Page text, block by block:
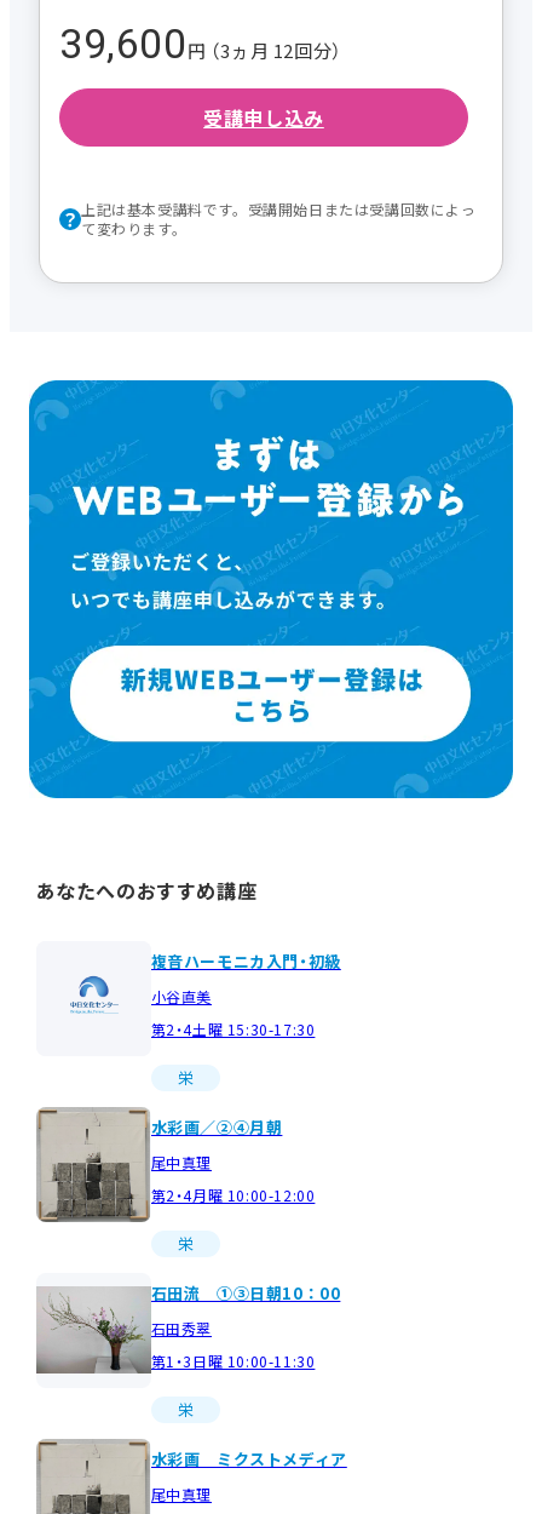
39,600円 （3ヵ月 12回分）
受講申し込み
上記は基本受講料です。受講開始日または受講回数によっ
て変わります。
あなたへのおすすめ講座
複音ハーモニカ入門・初級
小谷直美
第2・4土曜 15:30-17:30
栄
水彩画／②④月朝
尾中真理
第2・4月曜 10:00-12:00
栄
石田流 ①③日朝10：00
石田秀翠
第1・3日曜 10:00-11:30
栄
水彩画 ミクストメディア
尾中真理